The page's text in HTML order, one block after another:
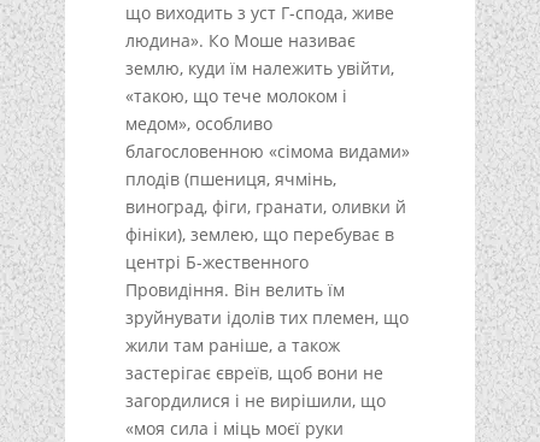
що виходить з уст Г-спода, живе
людина». Ко Моше називає
землю, куди їм належить увійти,
«такою, що тече молоком і
медом», особливо
благословенною «сімома видами»
плодів (пшениця, ячмінь,
виноград, фіги, гранати, оливки й
фініки), землею, що перебуває в
центрі Б-жественного
Провидіння. Він велить їм
зруйнувати ідолів тих племен, що
жили там раніше, а також
застерігає євреїв, щоб вони не
загордилися і не вирішили, що
«моя сила і міць моєї руки